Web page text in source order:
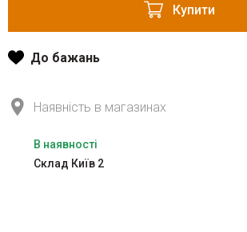
Купити
До бажань
Наявність в магазинах
В наявності
Склад Київ 2